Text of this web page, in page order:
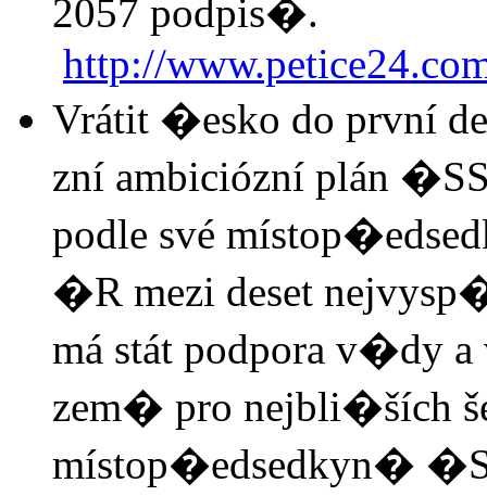
2057 podpis�.
http://
Vrátit �esko do první
zní ambiciózní plán
podle své
�R mezi deset
má stát podpora v�dy
zem� pro nejbli�ších
místop�edsedkyn�